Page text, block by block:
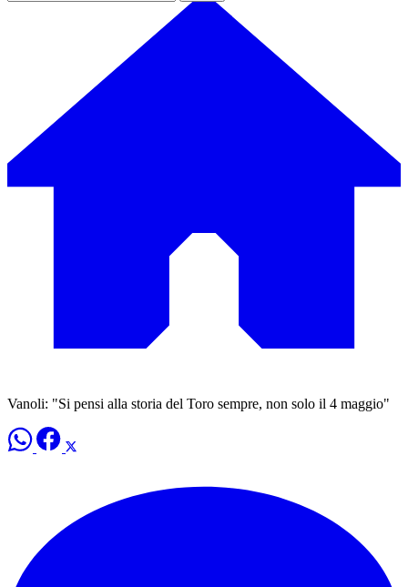
Vanoli: "Si pensi alla storia del Toro sempre, non solo il 4 maggio"